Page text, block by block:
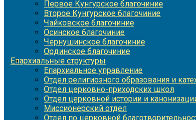
Первое Кунгурское благочиние
Второе Кунгурское благочиние
Чайковское благочиние
Осинское благочиние
Чернушинское благочиние
Ординское благочиние
Епархиальные структуры
Епархиальное управление
Отдел религиозного образования и
Отдел церковно-приходских школ
Отдел церковной истории и
Миссионерский отдел
Отдел по церковной